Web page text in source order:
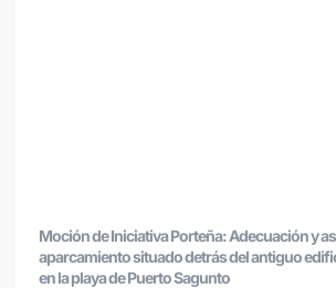
Moción de Iniciativa Porteña: Adecuación y
aparcamiento situado detrás del antiguo
en la playa de Puerto Sagunto